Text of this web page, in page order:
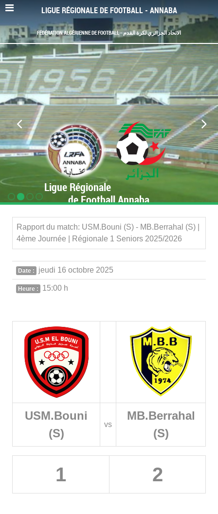
LIGUE RÉGIONALE DE FOOTBALL - ANNABA
FÉDÉRATION ALGÉRIENNE DE FOOTBALL - الاتحاد الجزائري لكرة القدم
Ligue Régionale
de Football Annaba
Rapport du match: USM.Bouni (S) - MB.Berrahal (S) |
4ème Journée | Régionale 1 Seniors 2025/2026
Date : jeudi 16 octobre 2025
Heure : 15:00 h
USM.Bouni
(S)
vs
MB.Berrahal
(S)
1 2